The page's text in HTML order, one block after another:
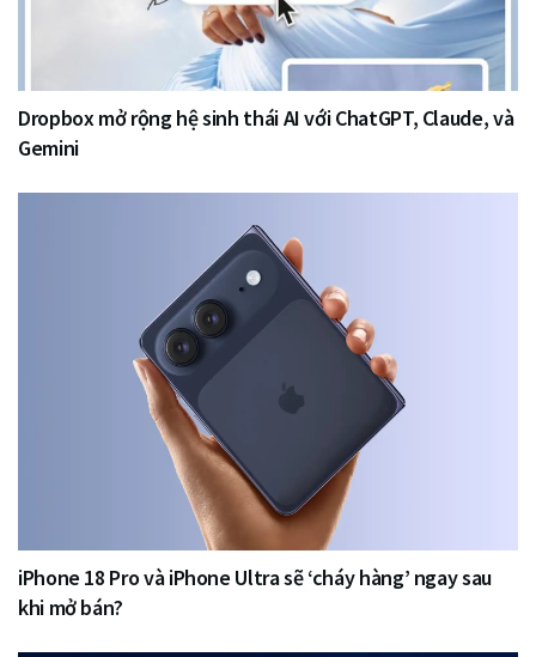
Dropbox mở rộng hệ sinh thái AI với ChatGPT, Claude, và
Gemini
iPhone 18 Pro và iPhone Ultra sẽ ‘cháy hàng’ ngay sau
khi mở bán?